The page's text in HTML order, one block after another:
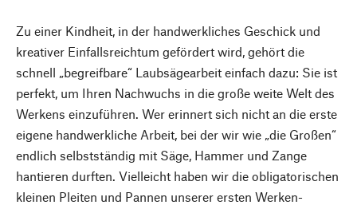
Zu einer Kindheit, in der handwerkliches Geschick und
kreativer Einfallsreichtum gefördert wird, gehört die
schnell „begreifbare“ Laubsägearbeit einfach dazu: Sie ist
perfekt, um Ihren Nachwuchs in die große weite Welt des
Werkens einzuführen. Wer erinnert sich nicht an die erste
eigene handwerkliche Arbeit, bei der wir wie „die Großen“
endlich selbstständig mit Säge, Hammer und Zange
hantieren durften. Vielleicht haben wir die obligatorischen
kleinen Pleiten und Pannen unserer ersten Werken-